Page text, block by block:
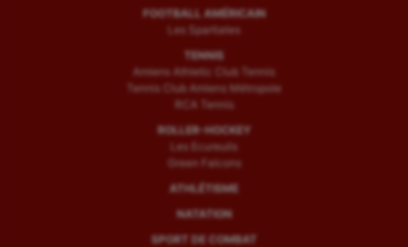
FOOTBALL AMÉRICAIN
Les Spartiates
TENNIS
Amiens Athletic Club Tennis
Tennis Club Amiens Métropole
RCA Tennis
ROLLER-HOCKEY
Les Ecureuils
Green Falcons
ATHLÉTISME
NATATION
SPORT DE COMBAT